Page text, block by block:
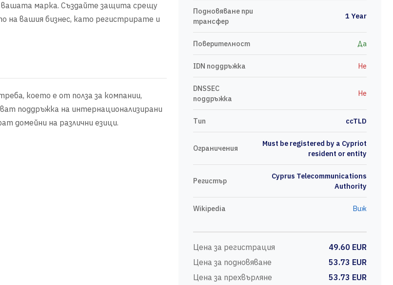
вашата марка. Създайте защита срещу
на вашия бизнес, като регистрирате и
което е от полза за компании,
поддръжка на интернационализирани
домейни на различни езици.
Подновяване при
трансфер
1 Year
Поверителност Да
IDN поддръжка Не
DNSSEC
поддръжка
Не
Тип ccTLD
Ограничения
Must be registered by a Cypriot
resident or entity
Регистър
Cyprus Telecommunications
Authority
Wikipedia Виж
Цена за регистрация
49.60 EUR
Цена за подновяване
53.73 EUR
Цена за прехвърляне
53.73 EUR